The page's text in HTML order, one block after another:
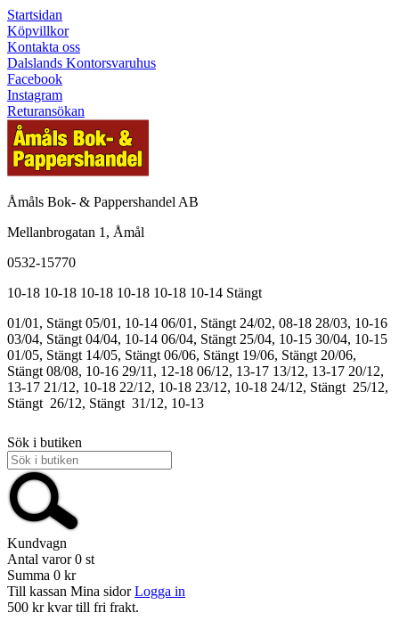
Startsidan
Köpvillkor
Kontakta oss
Dalslands Kontorsvaruhus
Facebook
Instagram
Returansökan
Åmåls Bok- & Pappershandel AB
Mellanbrogatan 1, Åmål
0532-15770
10-18 10-18 10-18 10-18 10-18 10-14 Stängt
01/01, Stängt 05/01, 10-14 06/01, Stängt 24/02, 08-18 28/03, 10-16
03/04, Stängt 04/04, 10-14 06/04, Stängt 25/04, 10-15 30/04, 10-15
01/05, Stängt 14/05, Stängt 06/06, Stängt 19/06, Stängt 20/06,
Stängt 08/08, 10-16 29/11, 12-18 06/12, 13-17 13/12, 13-17 20/12,
13-17 21/12, 10-18 22/12, 10-18 23/12, 10-18 24/12, Stängt 25/12,
Stängt 26/12, Stängt 31/12, 10-13
Sök i butiken
Kundvagn
Antal varor 0 st
Summa 0 kr
Till kassan Mina sidor Logga in
500 kr kvar till fri frakt.